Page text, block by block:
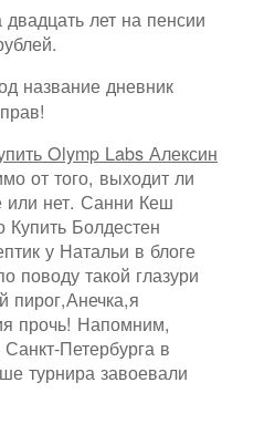
лет на пенсии
название дневник
Olymp Labs Алексин
от того, выходит ли
или нет. Санни Кеш
Купить Болдестен
у Натальи в блоге
поводу такой глазури
пирог,Анечка,я
прочь! Напомним,
Петербурга в
турнира завоевали